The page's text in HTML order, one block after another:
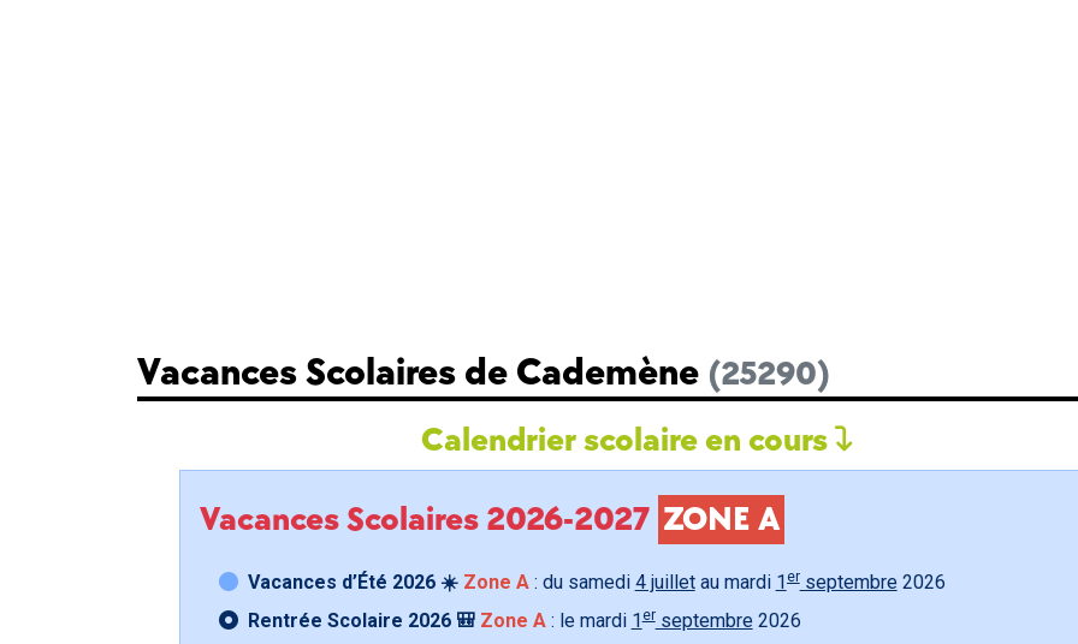
Vacances Scolaires de Cademène (25290)
Calendrier scolaire en cours
Vacances Scolaires 2026-2027 ZONE A
Vacances d’Été 2026 ☀️ Zone A: du samedi 4 juilletau mardi 1 erseptembre 2026
Rentrée Scolaire 2026 🎒 Zone A: le mardi 1erseptembre 2026